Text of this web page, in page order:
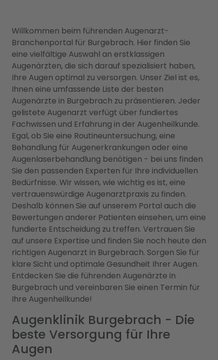
Willkommen beim führenden Augenarzt-
Branchenportal für Burgebrach. Hier finden Sie
eine vielfältige Auswahl an erstklassigen
Augenärzten, die sich darauf spezialisiert haben,
Ihre Augen optimal zu versorgen. Unser Ziel ist es,
Ihnen eine umfassende Liste der besten
Augenärzte in Burgebrach zu präsentieren. Jeder
gelistete Augenarzt verfügt über fundiertes
Fachwissen und Erfahrung in der Augenheilkunde.
Egal, ob Sie eine Routineuntersuchung, eine
Behandlung für Augenerkrankungen oder eine
Augenlaserbehandlung benötigen - bei uns finden
Sie den passenden Experten für Ihre individuellen
Bedürfnisse. Wir wissen, wie wichtig es ist, eine
vertrauenswürdige Augenarztpraxis zu finden.
Deshalb können Sie auf unserem Portal auch die
Bewertungen anderer Patienten einsehen, um eine
fundierte Entscheidung zu treffen. Vertrauen Sie
auf unsere Expertise und finden Sie noch heute den
richtigen Augenarzt in Burgebrach. Sorgen Sie für
klare Sicht und optimale Gesundheit Ihrer Augen.
Entdecken Sie die führenden Augenärzte in
Burgebrach und vereinbaren Sie einen Termin für
Ihre Augenheilkunde!
Augenklinik Burgebrach - Die
beste Versorgung für Ihre
Augen